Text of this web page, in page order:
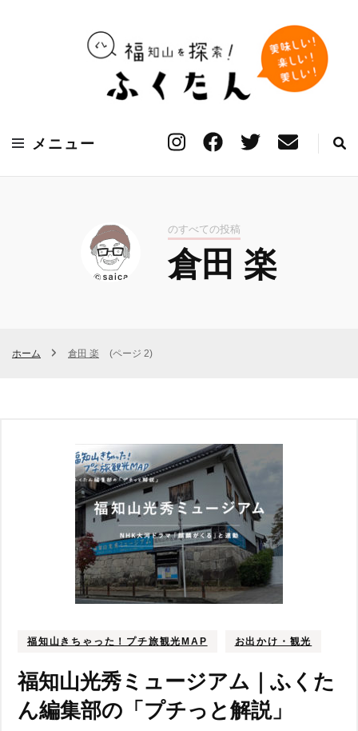
ふくたん【福知山探
索Webマガジン】
メニュー
のすべての投稿
倉田 楽
ホーム 倉田 楽 (ページ 2)
福知山きちゃった！プチ旅観光MAP お出かけ・観光
福知山光秀ミュージアム｜ふくた
ん編集部の「プチっと解説」